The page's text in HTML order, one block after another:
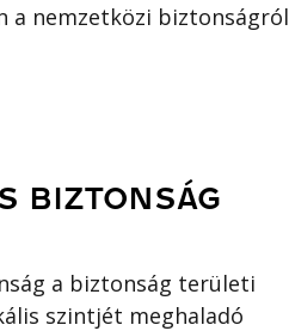
a nemzetközi biztonságról
BIZTONSÁG
a biztonság területi
szintjét meghaladó